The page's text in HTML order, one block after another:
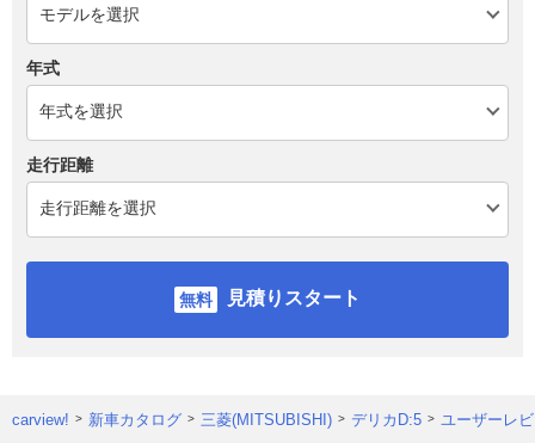
年式
走行距離
見積りスタート
carview! 新車カタログ 三菱(MITSUBISHI) デリカD:5 ユーザーレ